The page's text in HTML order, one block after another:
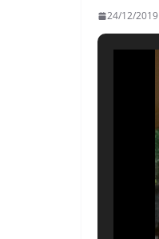
24/12/2019